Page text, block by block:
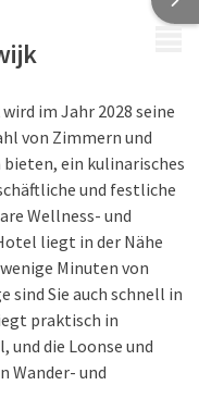
im Jahr 2028 seine
von Zimmern und
bieten, ein kulinarisches
und festliche
Wellness- und
liegt in der Nähe
Minuten von
sind Sie auch schnell in
praktisch in
und die Loonse und
Wander- und